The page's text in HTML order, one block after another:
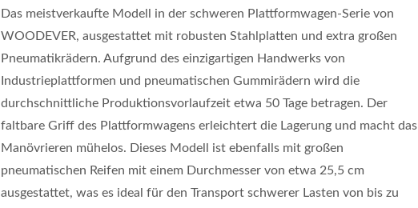
Das meistverkaufte Modell in der schweren Plattformwagen-Serie von
WOODEVER, ausgestattet mit robusten Stahlplatten und extra großen
Pneumatikrädern. Aufgrund des einzigartigen Handwerks von
Industrieplattformen und pneumatischen Gummirädern wird die
durchschnittliche Produktionsvorlaufzeit etwa 50 Tage betragen. Der
faltbare Griff des Plattformwagens erleichtert die Lagerung und macht das
Manövrieren mühelos. Dieses Modell ist ebenfalls mit großen
pneumatischen Reifen mit einem Durchmesser von etwa 25,5 cm
ausgestattet, was es ideal für den Transport schwerer Lasten von bis zu